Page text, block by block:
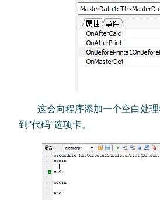
这会向程序添加一个空白处理
到“代码”选项卡。